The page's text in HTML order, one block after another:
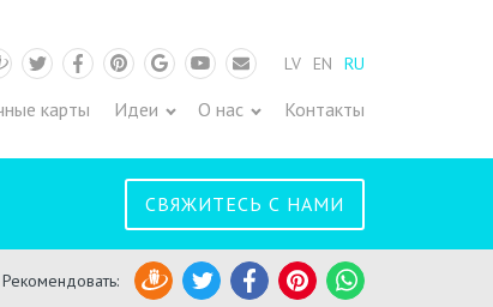
TwitterFacebookPinterest
GoogleYoutubePastsLV EN RU
карты Идеи О нас Контакты
СВЯЖИТЕСЬ С НАМИ
Рекомендовать: DraugiemTwitterFacebookPinterestWhatsApp